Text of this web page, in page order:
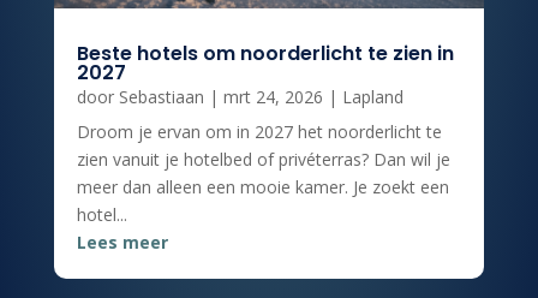
Beste hotels om noorderlicht te zien in
2027
door Sebastiaan | mrt 24, 2026 | Lapland
Droom je ervan om in 2027 het noorderlicht te
zien vanuit je hotelbed of privéterras? Dan wil je
meer dan alleen een mooie kamer. Je zoekt een
hotel...
Lees meer